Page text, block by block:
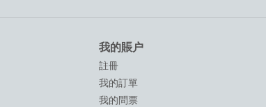
我的賬户
註冊
我的訂單
我的問票